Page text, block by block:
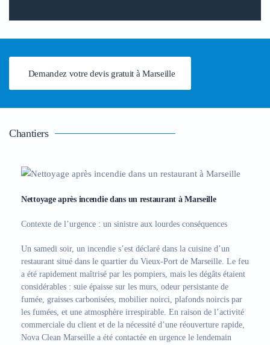
Demandez votre devis gratuit à Marseille
Chantiers
Nettoyage après incendie dans un restaurant à Marseille
Contexte de l’urgence : un sinistre aux lourdes conséquences
Un samedi soir, un incendie s’est déclaré dans la cuisine d’un
restaurant situé dans le quartier du Vieux-Port de Marseille. Le feu
a été rapidement maîtrisé par les pompiers, mais les dégâts étaient
considérables : suie épaisse sur les murs, odeur persistante de
fumée, graisses carbonisées, mobilier noirci, plafonds noircis par
les fumées, et une atmosphère irrespirable. En raison de l’activité
commerciale du client et de la nécessité d’une réouverture rapide,
Nova Clean Marseille a été contactée en urgence le lendemain